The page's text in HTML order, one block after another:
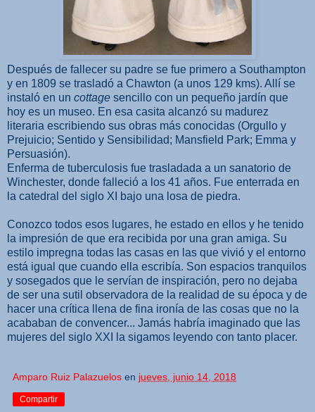
Después de fallecer su padre se fue primero a Southampton
y en 1809 se trasladó a Chawton (a unos 129 kms). Allí se
instaló en un cottage sencillo con un pequeño jardín que
hoy es un museo. En esa casita alcanzó su madurez
literaria escribiendo sus obras más conocidas (Orgullo y
Prejuicio; Sentido y Sensibilidad; Mansfield Park; Emma y
Persuasión).
Enferma de tuberculosis fue trasladada a un sanatorio de
Winchester, donde falleció a los 41 años. Fue enterrada en
la catedral del siglo XI bajo una losa de piedra.
Conozco todos esos lugares, he estado en ellos y he tenido
la impresión de que era recibida por una gran amiga. Su
estilo impregna todas las casas en las que vivió y el entorno
está igual que cuando ella escribía. Son espacios tranquilos
y sosegados que le servían de inspiración, pero no dejaba
de ser una sutil observadora de la realidad de su época y de
hacer una crítica llena de fina ironía de las cosas que no la
acababan de convencer... Jamás habría imaginado que las
mujeres del siglo XXI la sigamos leyendo con tanto placer.
Amparo Ruiz Palazuelos en jueves, junio 14, 2018
Compartir